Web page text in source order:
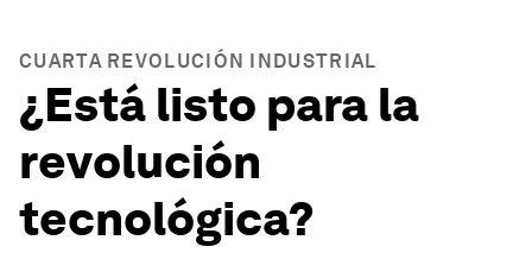
CUARTA REVOLUCIÓN INDUSTRIAL
¿Está listo para la
revolución
tecnológica?